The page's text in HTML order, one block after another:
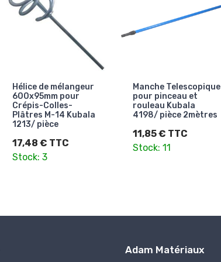
Hélice de mélangeur
600x95mm pour
Crépis-Colles-
Plâtres M-14 Kubala
1213/ pièce
17,48 € TTC
Stock: 3
Manche Telescopique
pour pinceau et
rouleau Kubala
4198/ pièce 2mètres
11,85 € TTC
Stock: 11
Adam Matériaux